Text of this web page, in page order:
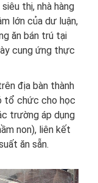
thị, nhà hàng
lớn của dư luận,
ăn bán trú tại
cung ứng thực
địa bàn thành
tổ chức cho học
trường áp dụng
non), liên kết
ăn sẵn.